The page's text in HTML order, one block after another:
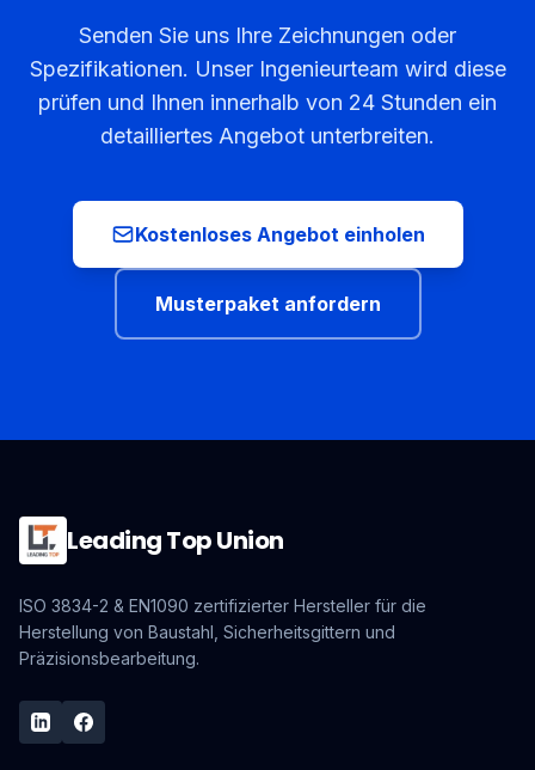
Senden Sie uns Ihre Zeichnungen oder
Spezifikationen. Unser Ingenieurteam wird diese
prüfen und Ihnen innerhalb von 24 Stunden ein
detailliertes Angebot unterbreiten.
Kostenloses Angebot einholen
Musterpaket anfordern
Leading Top Union
ISO 3834-2 & EN1090 zertifizierter Hersteller für die
Herstellung von Baustahl, Sicherheitsgittern und
Präzisionsbearbeitung.